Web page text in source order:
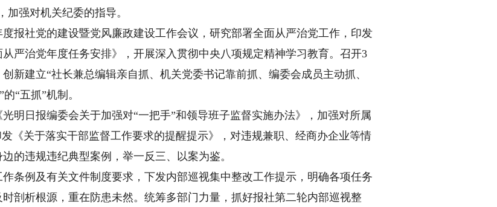
强对机关纪委的指导。
社党的建设暨党风廉政建设工作会议，研究部署全面从严治党工作，印发
从严治党年度任务安排》，开展深入贯彻中央八项规定精神学习教育。召开3
新建立“社长兼总编辑亲自抓、机关党委书记靠前抓、编委会成员主动抓、
“五抓”机制。
日报编委会关于加强对“一把手”和领导班子监督实施办法》，加强对所属
《关于落实干部监督工作要求的提醒提示》，对违规兼职、经商办企业等情
的违规违纪典型案例，举一反三、以案为鉴。
例及有关文件制度要求，下发内部巡视集中整改工作提示，明确各项任务
剖析根源，重在防患未然。统筹多部门力量，抓好报社第二轮内部巡视整